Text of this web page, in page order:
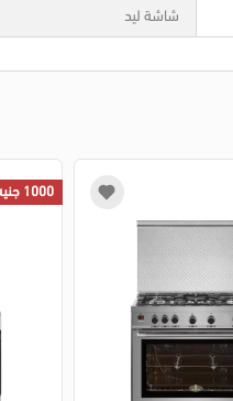
شاشة ليد
1000 جنيه خصم